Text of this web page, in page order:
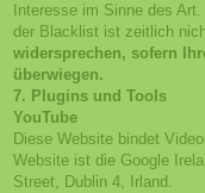
Interesse im Sinne des
der Blacklist ist zeitlich
widersprechen, sofern
überwiegen.
7. Plugins und Tools
YouTube
Diese Website bindet
Website ist die Google
Street, Dublin 4, Irland.